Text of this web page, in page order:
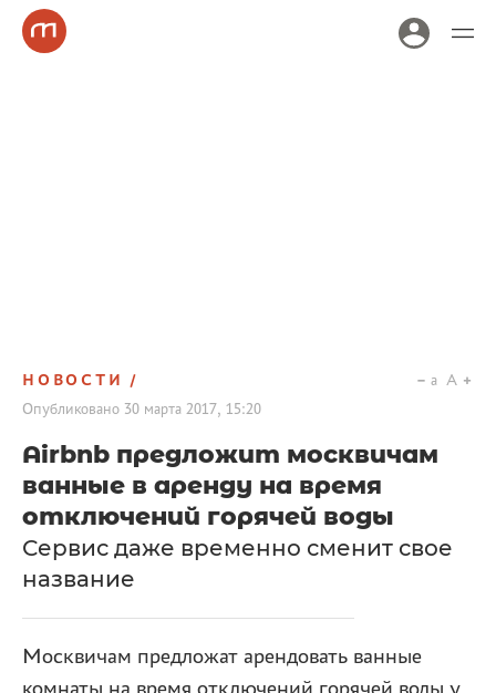
НОВОСТИ
Опубликовано 30 марта 2017, 15:20
a A
Airbnb предложит москвичам
ванные в аренду на время
отключений горячей воды
Сервис даже временно сменит свое
название
Москвичам предложат арендовать ванные